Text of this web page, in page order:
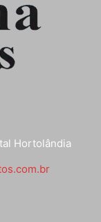
Hortolândia